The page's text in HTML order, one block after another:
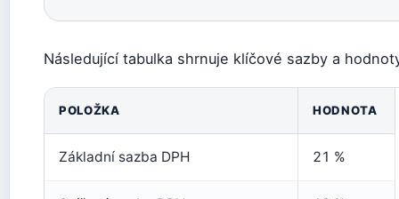
Následující tabulka shrnuje klíčové sazby a
POLOŽKA HODNOTA
Základní sazba DPH 21 %